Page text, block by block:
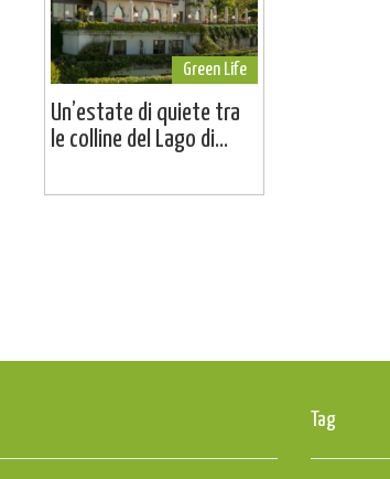
Green Life
Un’estate di quiete tra
le colline del Lago di...
Tag